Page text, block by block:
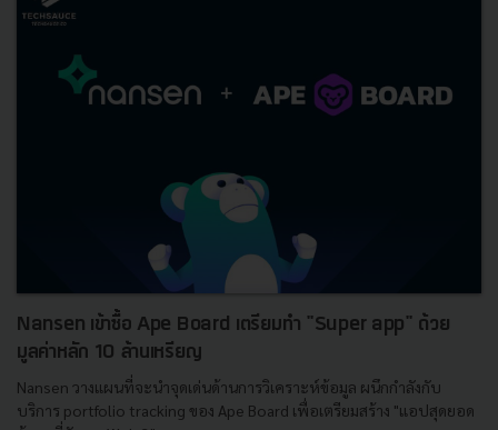
Nansen เข้าซื้อ Ape Board เตรียมทำ "Super app" ด้วย
มูลค่าหลัก 10 ล้านเหรียญ
Nansen วางแผนที่จะนำจุดเด่นด้านการวิเคราะห์ข้อมูล ผนึกกำลังกับ
บริการ portfolio tracking ของ Ape Board เพื่อเตรียมสร้าง "แอปสุดยอด